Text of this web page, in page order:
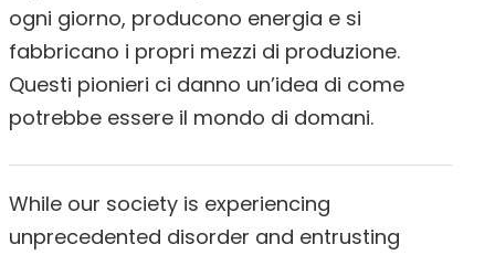
ogni giorno, producono energia e si
fabbricano i propri mezzi di produzione.
Questi pionieri ci danno un’idea di come
potrebbe essere il mondo di domani.
While our society is experiencing
unprecedented disorder and entrusting